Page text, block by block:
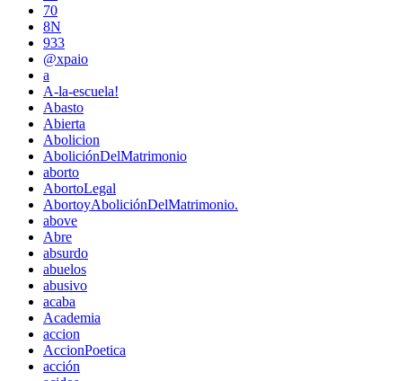
70
8N
933
@xpaio
a
A-la-escuela!
Abasto
Abierta
Abolicion
AboliciónDelMatrimonio
aborto
AbortoLegal
AbortoyAboliciónDelMatrimonio.
above
Abre
absurdo
abuelos
abusivo
acaba
Academia
accion
AccionPoetica
acción